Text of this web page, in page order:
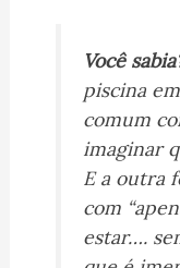
Você
piscina
comum
imaginar
E a outra
com
estar….